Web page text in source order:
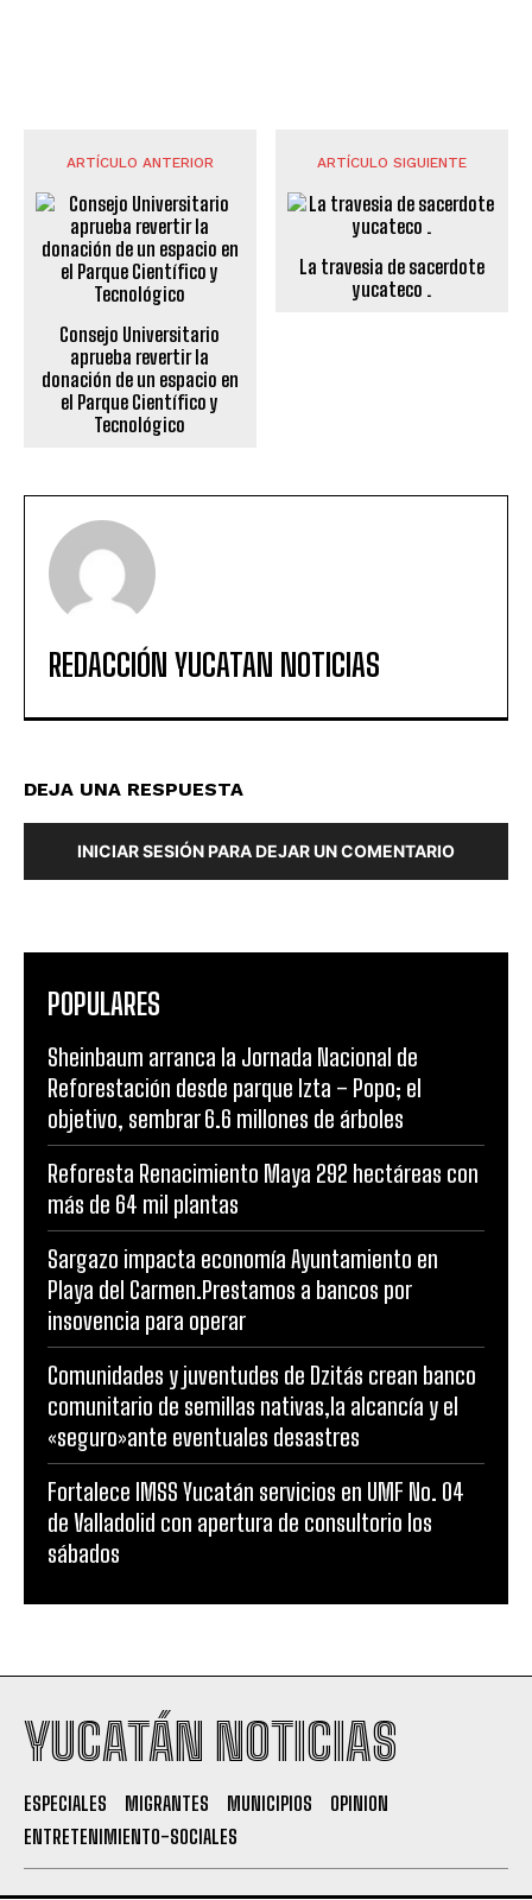
ARTÍCULO ANTERIOR
Consejo Universitario
aprueba revertir la
donación de un espacio en
el Parque Científico y
Tecnológico
ARTÍCULO SIGUIENTE
La travesia de sacerdote
yucateco .
REDACCIÓN YUCATAN NOTICIAS
DEJA UNA RESPUESTA
INICIAR SESIÓN PARA DEJAR UN COMENTARIO
POPULARES
Sheinbaum arranca la Jornada Nacional de
Reforestación desde parque Izta – Popo; el
objetivo, sembrar 6.6 millones de árboles
Reforesta Renacimiento Maya 292 hectáreas con
más de 64 mil plantas
Sargazo impacta economía Ayuntamiento en
Playa del Carmen.Prestamos a bancos por
insovencia para operar
Comunidades y juventudes de Dzitás crean banco
comunitario de semillas nativas,la alcancía y el
«seguro»ante eventuales desastres
Fortalece IMSS Yucatán servicios en UMF No. 04
de Valladolid con apertura de consultorio los
sábados
YUCATÁN NOTICIAS
ESPECIALES MIGRANTES MUNICIPIOS
OPINION
ENTRETENIMIENTO-SOCIALES